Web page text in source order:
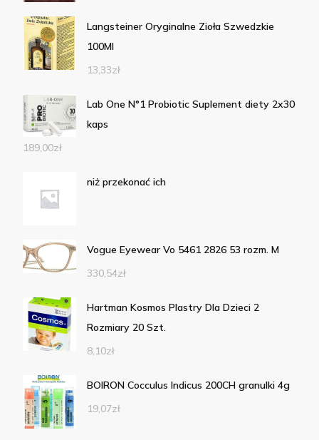
Langsteiner Oryginalne Zioła Szwedzkie
100Ml
13,33zł
Lab One N°1 Probiotic Suplement diety 2x30
kaps
189,00zł
niż przekonać ich
Vogue Eyewear Vo 5461 2826 53 rozm. M
330,54zł
Hartman Kosmos Plastry Dla Dzieci 2
Rozmiary 20 Szt.
8,10zł
BOIRON Cocculus Indicus 200CH granulki 4g
19,07zł